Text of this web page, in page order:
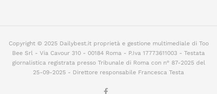
Copyright © 2025 Dailybest.it proprietà e gestione multimediale di Too
Bee Srl - Via Cavour 310 - 00184 Roma - P.Iva 17773611003 - Testata
giornalistica registrata presso Tribunale di Roma con n° 87-2025 del
25-09-2025 - Direttore responsabile Francesca Testa